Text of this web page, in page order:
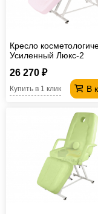
Кресло
Усиленный Люкс-2
26 270 ₽
В
Купить в 1 клик